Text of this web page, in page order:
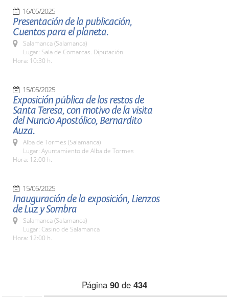
16/05/2025
Presentación de la publicación,
Cuentos para el planeta.
Salamanca (Salamanca)
Lugar: Sala de Comarcas. Diputación.
Hora: 10:30 h.
15/05/2025
Exposición pública de los restos de
Santa Teresa, con motivo de la visita
del Nuncio Apostólico, Bernardito
Auza.
Alba de Tormes (Salamanca)
Lugar: Ayuntamiento de Alba de Tormes
Hora: 12:00 h.
15/05/2025
Inauguración de la exposición, Lienzos
de Luz y Sombra
Salamanca (Salamanca)
Lugar: Casino de Salamanca
Hora: 12:00 h.
Página 90 de 434